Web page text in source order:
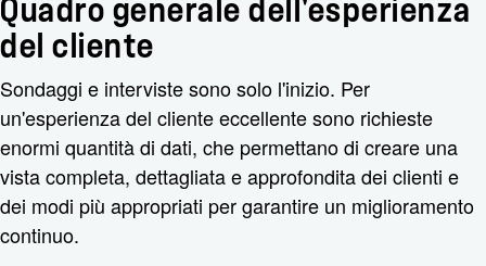
Quadro generale dell'esperienza
del cliente
Sondaggi e interviste sono solo l'inizio. Per
un'esperienza del cliente eccellente sono richieste
enormi quantità di dati, che permettano di creare una
vista completa, dettagliata e approfondita dei clienti e
dei modi più appropriati per garantire un miglioramento
continuo.